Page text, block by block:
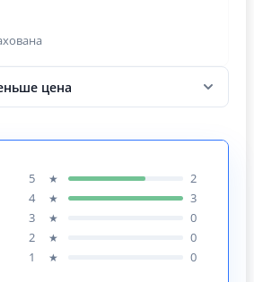
цена
5 ★
2
4
★
3
3
★
0
2
★
0
1
★ 0